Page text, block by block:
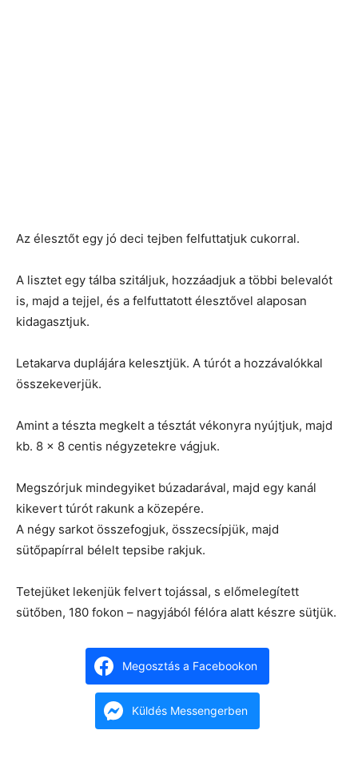
Az élesztőt egy jó deci tejben felfuttatjuk cukorral.
A lisztet egy tálba szitáljuk, hozzáadjuk a többi belevalót
is, majd a tejjel, és a felfuttatott élesztővel alaposan
kidagasztjuk.
Letakarva duplájára kelesztjük. A túrót a hozzávalókkal
összekeverjük.
Amint a tészta megkelt a tésztát vékonyra nyújtjuk, majd
kb. 8 x 8 centis négyzetekre vágjuk.
Megszórjuk mindegyiket búzadarával, majd egy kanál
kikevert túrót rakunk a közepére.
A négy sarkot összefogjuk, összecsípjük, majd
sütőpapírral bélelt tepsibe rakjuk.
Tetejüket lekenjük felvert tojással, s előmelegített
sütőben, 180 fokon – nagyjából félóra alatt készre sütjük.
Megosztás a Facebookon
Küldés Messengerben